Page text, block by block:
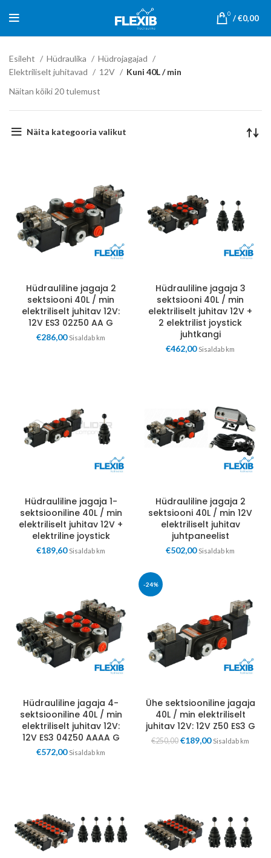
0 /€0,00
Esileht Hüdraulika
Hüdrojagajad
Elektriliselt juhitavad
12V
Kuni 40L / min
Näitan kõiki 20 tulemust
Näita kategooria valikut
Hüdrauliline jagaja 2
sektsiooni 40L / min
elektriliselt juhitav 12V:
12V ES3 02Z50 AA G
€286,00 Sisaldab km
Hüdrauliline jagaja 3
sektsiooni 40L / min
elektriliselt juhitav 12V +
2 elektrilist joystick
juhtkangi
€462,00 Sisaldab km
Hüdrauliline jagaja 1-
sektsiooniline 40L / min
elektriliselt juhitav 12V +
elektriline joystick
€189,60 Sisaldab km
Hüdrauliline jagaja 2
sektsiooni 40L / min 12V
elektriliselt juhitav
juhtpaneelist
€502,00 Sisaldab km
Hüdrauliline jagaja 4-
sektsiooniline 40L / min
elektriliselt juhitav 12V:
12V ES3 04Z50 AAAA G
€572,00 Sisaldab km
-24%
Ühe sektsiooniline jagaja
40L / min elektriliselt
juhitav 12V: 12V Z50 ES3 G
€250,00 €189,00 Sisaldab km